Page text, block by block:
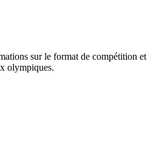
sur le format de compétition et
olympiques.